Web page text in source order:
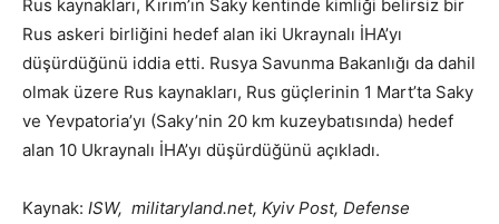
Rus kaynakları, Kırım’ın Saky kentinde kimliği belirsiz bir
Rus askeri birliğini hedef alan iki Ukraynalı İHA’yı
düşürdüğünü iddia etti. Rusya Savunma Bakanlığı da dahil
olmak üzere Rus kaynakları, Rus güçlerinin 1 Mart’ta Saky
ve Yevpatoria’yı (Saky’nin 20 km kuzeybatısında) hedef
alan 10 Ukraynalı İHA’yı düşürdüğünü açıkladı.
Kaynak: ISW, militaryland.net, Kyiv Post, Defense